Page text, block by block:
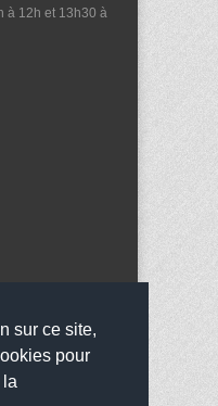
sur ce site,
pour
la
à 12h et 13h30 à